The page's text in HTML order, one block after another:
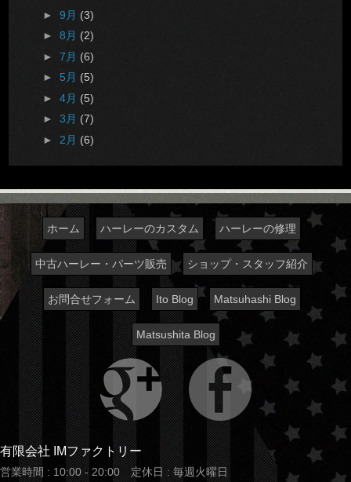
► 9月 (3)
► 8月 (2)
► 7月 (6)
► 5月 (5)
► 4月 (5)
► 3月 (7)
► 2月 (6)
ホーム ハーレーのカスタム ハーレーの修理
中古ハーレー・パーツ販売 ショップ・スタッフ紹介
お問合せフォーム Ito Blog Matsuhashi Blog
Matsushita Blog
有限会社 IMファクトリー
営業時間 : 10:00 - 20:00 定休日 : 毎週火曜日